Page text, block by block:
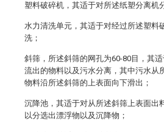
塑料破碎机，其适于对所述纸塑分离机
水力清洗单元，其适于对经过所述塑料
洗；
斜筛，所述斜筛的网孔为60-80目，其
流出的物料以及污水分离，其中污水从
物料沿所述斜筛的上表面向下滑出；
沉降池，其适于对从所述斜筛上表面出
以分选出漂浮物以及沉降物；